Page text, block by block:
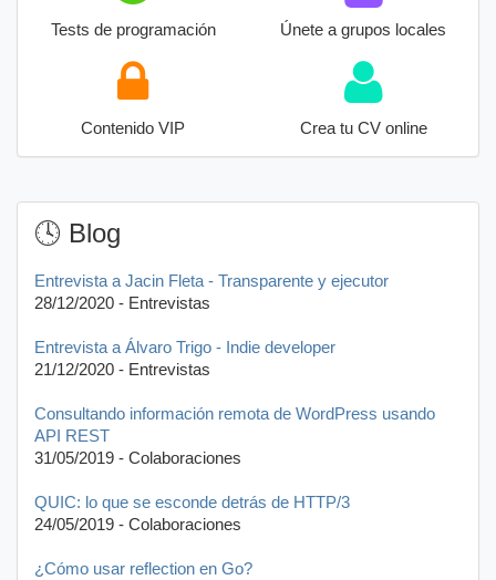
Tests de programación Únete a grupos locales
Contenido VIP Crea tu CV online
🕓 Blog
Entrevista a Jacin Fleta - Transparente y ejecutor
28/12/2020 - Entrevistas
Entrevista a Álvaro Trigo - Indie developer
21/12/2020 - Entrevistas
Consultando información remota de WordPress usando
API REST
31/05/2019 - Colaboraciones
QUIC: lo que se esconde detrás de HTTP/3
24/05/2019 - Colaboraciones
¿Cómo usar reflection en Go?